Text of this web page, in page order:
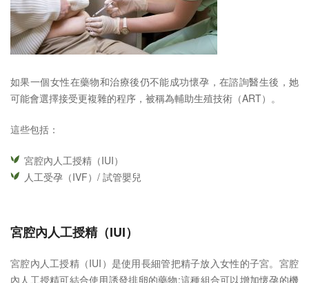
如果一個女性在藥物和治療後仍不能成功懷孕，在諮詢醫生後，她
可能會選擇接受更複雜的程序，被稱為輔助生殖技術（ART）。
這些包括：
宮腔內人工授精（IUI）
人工受孕（IVF）/ 試管嬰兒
宮腔內人工授精（IUI）
宮腔內人工授精（IUI）是使用長細管把精子放入女性的子宮。宮腔
內人工授精可結合使用誘發排卵的藥物;這種組合可以增加懷孕的機